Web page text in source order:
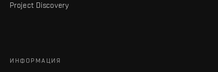
Project Discovery
ИНФОРМАЦИЯ